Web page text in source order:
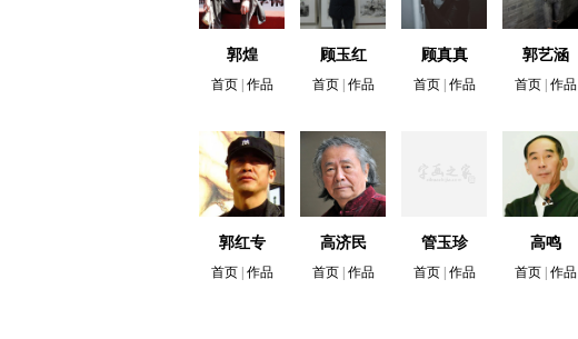
郭煌
首页| 作品
顾玉红
首页| 作品
顾真真
首页| 作品
郭艺涵
首页| 作品
郭红专
首页| 作品
高济民
首页| 作品
管玉珍
首页| 作品
高鸣
首页| 作品